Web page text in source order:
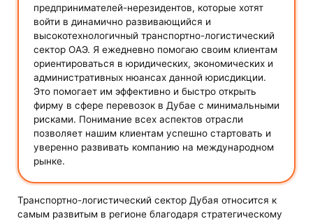
предпринимателей-нерезидентов, которые хотят
войти в динамично развивающийся и
высокотехнологичный транспортно-логистический
сектор ОАЭ. Я ежедневно помогаю своим клиентам
ориентироваться в юридических, экономических и
административных нюансах данной юрисдикции.
Это помогает им эффективно и быстро открыть
фирму в сфере перевозок в Дубае с минимальными
рисками. Понимание всех аспектов отрасли
позволяет нашим клиентам успешно стартовать и
уверенно развивать компанию на международном
рынке.
Транспортно-логистический сектор Дубая относится к
самым развитым в регионе благодаря стратегическому